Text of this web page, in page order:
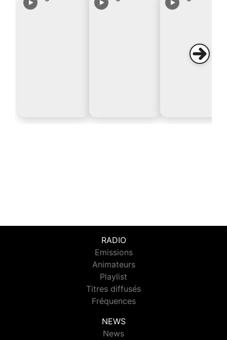
RADIO
Emissions
Animateurs
Playlist
Titres diffusés
Fréquences
NEWS
News